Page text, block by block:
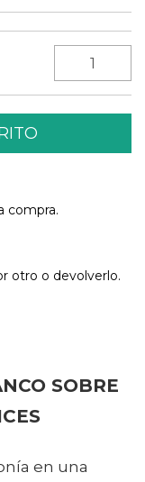
compra.
otro o devolverlo.
SOBRE
en una